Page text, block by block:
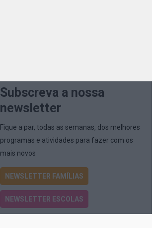
Subscreva a nossa
newsletter
Fique a par, todas as semanas, dos melhores
programas e atividades para fazer com os
mais novos
NEWSLETTER FAMÍLIAS
NEWSLETTER ESCOLAS